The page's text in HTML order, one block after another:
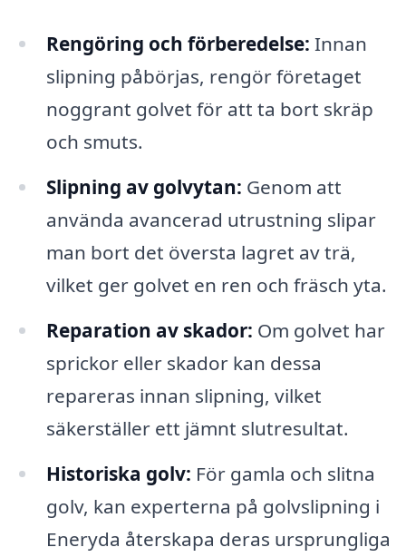
Rengöring och förberedelse: Innan
slipning påbörjas, rengör företaget
noggrant golvet för att ta bort skräp
och smuts.
Slipning av golvytan: Genom att
använda avancerad utrustning slipar
man bort det översta lagret av trä,
vilket ger golvet en ren och fräsch yta.
Reparation av skador: Om golvet har
sprickor eller skador kan dessa
repareras innan slipning, vilket
säkerställer ett jämnt slutresultat.
Historiska golv: För gamla och slitna
golv, kan experterna på golvslipning i
Eneryda återskapa deras ursprungliga